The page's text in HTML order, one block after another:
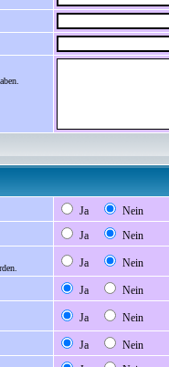
Ja
Nein
Ja
Nein
Ja
Nein
Ja
Nein
Ja
Nein
Ja
Nein